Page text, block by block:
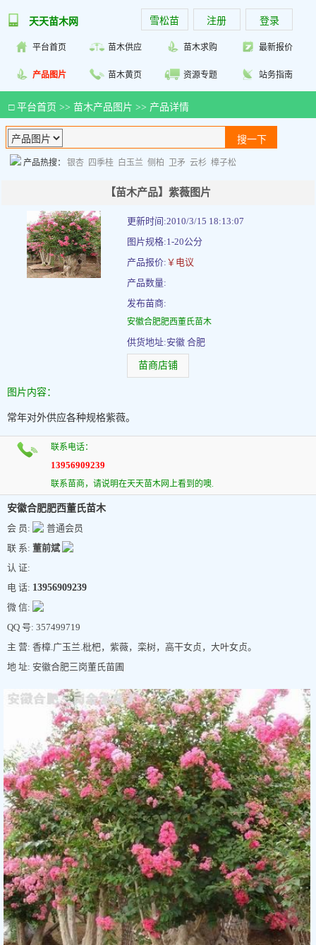
天天苗木网 雪松苗 注册 登录
平台首页 苗木供应 苗木求购 最新报价
产品图片 苗木黄页 资源专题 站务指南
□ 平台首页 >> 苗木产品图片 >> 产品详情
产品热搜： 银杏 四季桂 白玉兰 侧柏 卫矛 云杉 樟子松
【苗木产品】紫薇图片
更新时间:2010/3/15 18:13:07
图片规格:1-20公分
产品报价: ￥电议
产品数量:
发布苗商:
安徽合肥肥西董氏苗木
供货地址:安徽 合肥
苗商店铺
图片内容：
常年对外供应各种规格紫薇。
联系电话：
13956909239
联系苗商，请说明在天天苗木网上看到的噢.
安徽合肥肥西董氏苗木
会 员:
普通会员
联 系: 董前斌
认 证:
电 话: 13956909239
微 信:
QQ 号: 357499719
主 营: 香樟.广玉兰.枇杷，紫薇，栾树，高干女贞，大叶女贞。
地 址: 安徽合肥三岗董氏苗圃